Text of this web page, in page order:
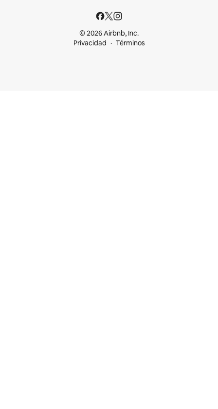
© 2026 Airbnb, Inc.
Privacidad
Términos